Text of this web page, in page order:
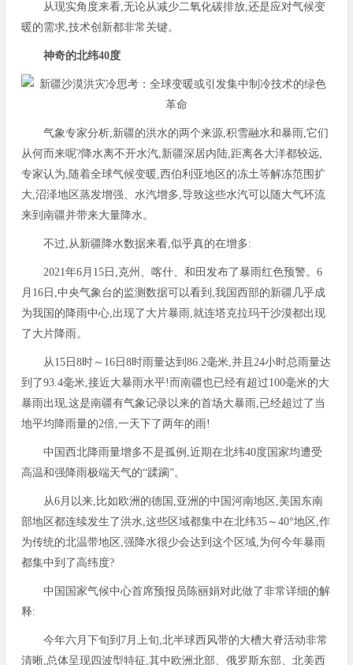
从现实角度来看,无论从减少二氧化碳排放,还是应对气候变
暖的需求,技术创新都非常关键。
神奇的北纬40度
气象专家分析,新疆的洪水的两个来源,积雪融水和暴雨,它们
从何而来呢?降水离不开水汽,新疆深居内陆,距离各大洋都较远,
专家认为,随着全球气候变暖,西伯利亚地区的冻土等解冻范围扩
大,沼泽地区蒸发增强、水汽增多,导致这些水汽可以随大气环流
来到南疆并带来大量降水。
不过,从新疆降水数据来看,似乎真的在增多:
2021年6月15日,克州、喀什、和田发布了暴雨红色预警。6
月16日,中央气象台的监测数据可以看到,我国西部的新疆几乎成
为我国的降雨中心,出现了大片暴雨,就连塔克拉玛干沙漠都出现
了大片降雨。
从15日8时～16日8时雨量达到86.2毫米,并且24小时总雨量达
到了93.4毫米,接近大暴雨水平!而南疆也已经有超过100毫米的大
暴雨出现,这是南疆有气象记录以来的首场大暴雨,已经超过了当
地平均降雨量的2倍,一天下了两年的雨!
中国西北降雨量增多不是孤例,近期在北纬40度国家均遭受
高温和强降雨极端天气的“蹂躏”。
从6月以来,比如欧洲的德国,亚洲的中国河南地区,美国东南
部地区都连续发生了洪水,这些区域都集中在北纬35～40°地区,作
为传统的北温带地区,强降水很少会达到这个区域,为何今年暴雨
都集中到了高纬度?
中国国家气候中心首席预报员陈丽娟对此做了非常详细的解
释:
今年六月下旬到7月上旬,北半球西风带的大槽大脊活动非常
清晰,总体呈现四波型特征,其中欧洲北部、俄罗斯东部、北美西